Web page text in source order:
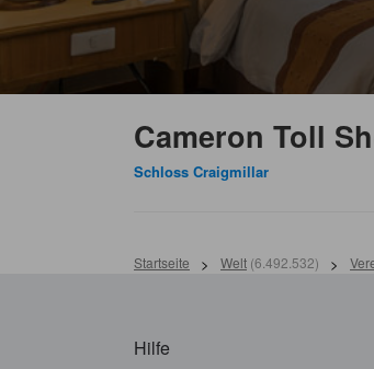
Cameron Toll
Schloss Craigmillar
Startseite > Welt (6.492.532) >
Hilfe